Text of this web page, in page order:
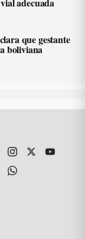
adecuada
que gestante
boliviana